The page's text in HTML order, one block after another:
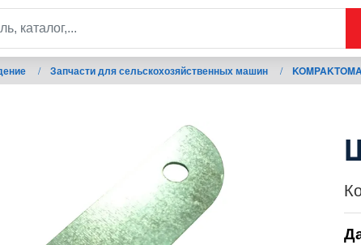
/ Запчасти для сельскохозяйственных машин /